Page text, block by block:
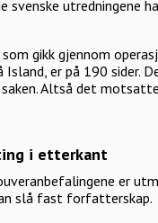
svenske utredningene
gikk gjennom
er på 190 sider.
Altså det
i etterkant
er
slå fast forfatterskap.